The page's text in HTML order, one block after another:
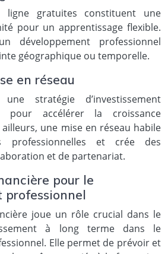
ligne gratuites constituent une
pour un apprentissage flexible.
développement professionnel
géographique ou temporelle.
en réseau
stratégie d’investissement
pour accélérer la croissance
une mise en réseau habile
professionnelles et crée des
et de partenariat.
pour le
professionnel
joue un rôle crucial dans le
à long terme dans le
Elle permet de prévoir et